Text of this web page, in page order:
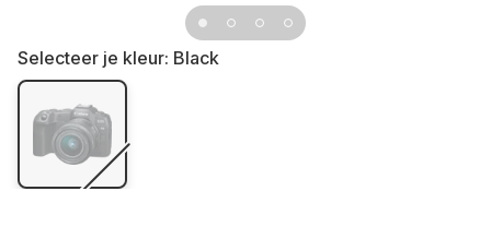
Selecteer je kleur: Black